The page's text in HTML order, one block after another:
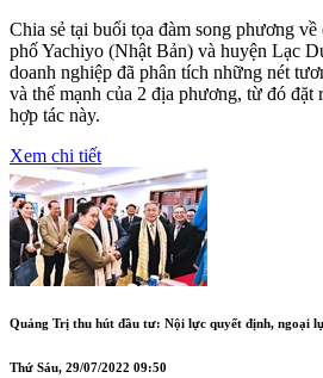
Chia sẻ tại buổi tọa đàm song phương
phố Yachiyo (Nhật Bản) và huyện Lạc
doanh nghiệp đã phân tích những nét
và thế mạnh của 2 địa phương, từ đó
hợp tác này.
Xem chi tiết
Quảng Trị thu hút đầu tư: Nội lực quyết định, ngoại
Thứ Sáu, 29/07/2022 09:50